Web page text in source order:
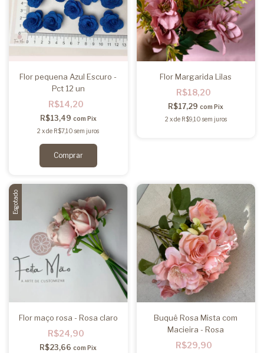
Flor pequena Azul Escuro -
Pct 12 un
R$14,20
R$13,49 com Pix
2 xde R$7,10 sem juros
Flor Margarida Lilas
R$18,20
R$17,29com Pix
2 xde R$9,10 sem juros
Esgotado
Flor maço rosa - Rosa claro
R$24,90
R$23,66com Pix
Buquê Rosa Mista com
Macieira - Rosa
R$29,90